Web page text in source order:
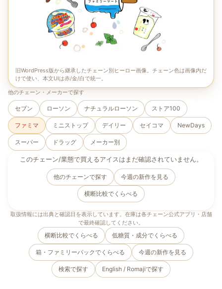
旧WordPress版から継承したチェーン別ヒーロー画像。チェーン色は画像内だ
けで使い、本文UIは赤/金/白で統一。
他のチェーン・メーカーで探す
セブン ローソン ナチュラルローソン ストア100
ファミマ ミニストップ デイリー セイコマ NewDays
スーパー ドラッグ メーカー別
このチェーン/業態で買えるアイスはまだ確認されていません。
他のチェーンで探す 今週の新作を見る
横断比較でくらべる
取扱情報には出典と確認日を表示しています。在庫は各チェーン公式アプリ・店舗
で最終確認してください。
横断比較でくらべる 低糖質・成分でくらべる
箱・ファミリーパックでくらべる 今週の新作を見る
検索で探す English / Romajiで探す